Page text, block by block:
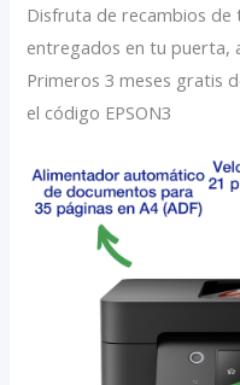
Disfruta de recambios de
entregados en tu puerta,
Primeros 3 meses gratis
el código EPSON3